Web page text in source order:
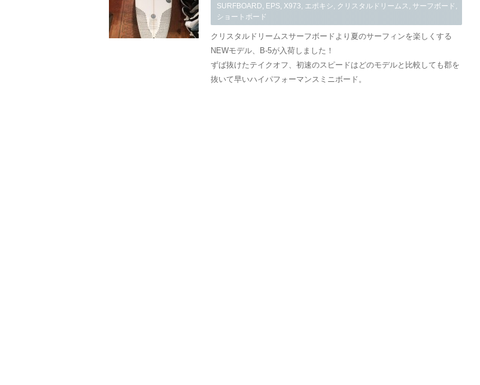
SURFBOARD,EPS,X973,エポキシ,クリスタルドリームス,サーフボード,
ショートボード
クリスタルドリームスサーフボードより夏のサーフィンを楽しくする
NEWモデル、B-5が入荷しました！
ずば抜けたテイクオフ、初速のスピードはどのモデルと比較しても郡を
抜いて早いハイパフォーマンスミニボード。